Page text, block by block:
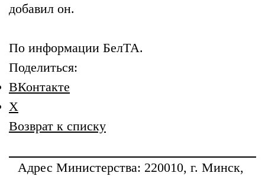
добавил он.
По информации БелТА.
Поделиться:
ВКонтакте
X
Возврат к списку
Адрес Министерства: 220010, г. Минск,